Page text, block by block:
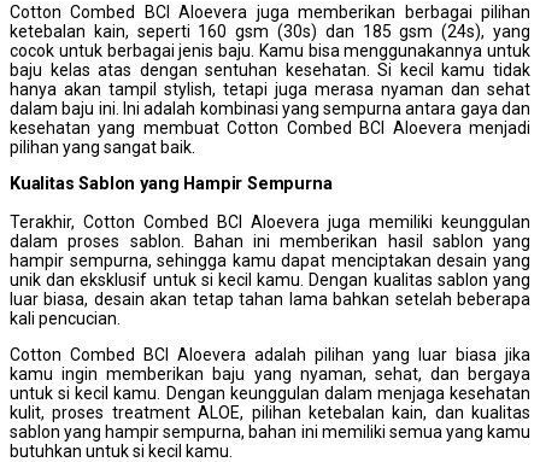
Cotton Combed BCI Aloevera juga memberikan berbagai pilihan
ketebalan kain, seperti 160 gsm (30s) dan 185 gsm (24s), yang
cocok untuk berbagai jenis baju. Kamu bisa menggunakannya untuk
baju kelas atas dengan sentuhan kesehatan. Si kecil kamu tidak
hanya akan tampil stylish, tetapi juga merasa nyaman dan sehat
dalam baju ini. Ini adalah kombinasi yang sempurna antara gaya dan
kesehatan yang membuat Cotton Combed BCI Aloevera menjadi
pilihan yang sangat baik.
KualitasSablon yang Hampir Sempurna
Terakhir, Cotton Combed BCI Aloevera juga memiliki keunggulan
dalam proses sablon. Bahan ini memberikan hasil sablon yang
hampir sempurna, sehingga kamu dapat menciptakan desain yang
unik dan eksklusif untuk si kecil kamu. Dengan kualitas sablon yang
luar biasa, desain akan tetap tahan lama bahkan setelah beberapa
kali pencucian.
Cotton Combed BCI Aloevera adalah pilihan yang luar biasa jika
kamu ingin memberikan baju yang nyaman, sehat, dan bergaya
untuk si kecil kamu. Dengan keunggulan dalam menjaga kesehatan
kulit, proses treatment ALOE, pilihan ketebalan kain, dan kualitas
sablon yang hampir sempurna, bahan ini memiliki semua yang kamu
butuhkan untuk si kecil kamu.